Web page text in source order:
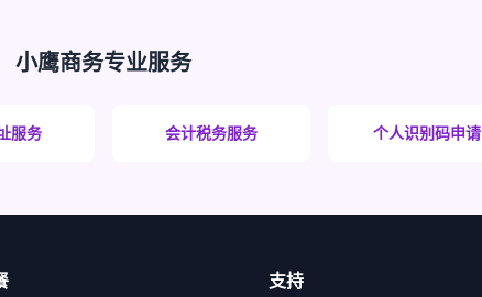
小鹰商务专业服务
服务 会计税务服务 个人识别码申请
支持